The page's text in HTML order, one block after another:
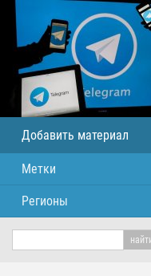
Добавить материал
Метки
Регионы